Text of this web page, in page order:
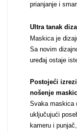
prianjanje i
Ultra tanak
Maskica je
Sa novim
uređaj ostaje
Postojeći
nošenje
Svaka maskica
uključujući
kameru i
Mandale / Cvjetni
motivi